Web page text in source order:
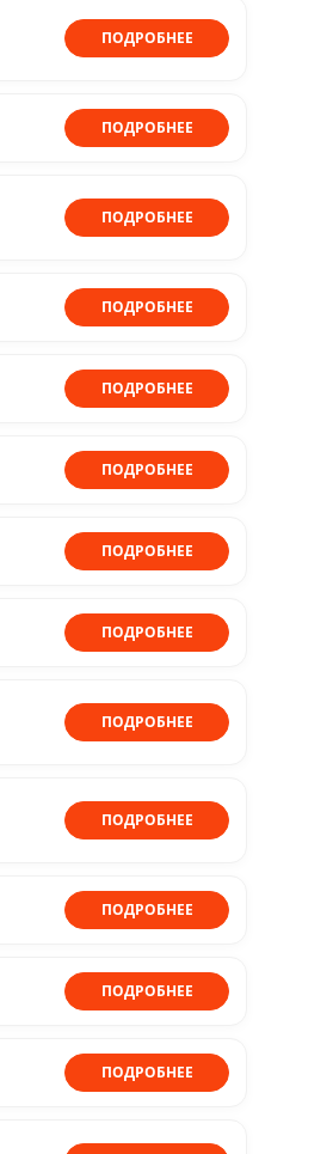
ПОДРОБНЕЕ
ПОДРОБНЕЕ
ПОДРОБНЕЕ
ПОДРОБНЕЕ
ПОДРОБНЕЕ
ПОДРОБНЕЕ
ПОДРОБНЕЕ
ПОДРОБНЕЕ
ПОДРОБНЕЕ
ПОДРОБНЕЕ
ПОДРОБНЕЕ
ПОДРОБНЕЕ
ПОДРОБНЕЕ